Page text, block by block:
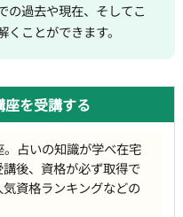
の過去や現在、そしてこ
ことができます。
を受講する
占いの知識が学べ在宅
後、資格が必ず取得で
資格ランキングなどの